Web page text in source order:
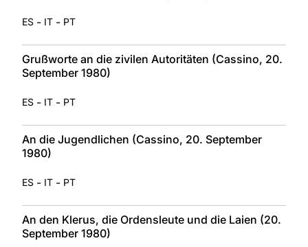
ES - IT - PT
Grußworte an die zivilen Autoritäten (Cassino, 20.
September 1980)
ES - IT - PT
An die Jugendlichen (Cassino, 20. September
1980)
ES - IT - PT
An den Klerus, die Ordensleute und die Laien (20.
September 1980)